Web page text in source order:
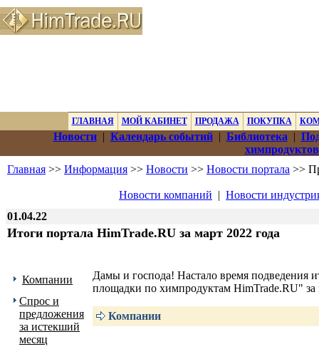
ГЛАВНАЯ МОЙ КАБИНЕТ ПРОДАЖА ПОКУПКА
Новости| Календарь событий| Библиотека |
химпродуктов
Главная >> Информация >> Новости >> Новости портала >>
Новости компаний | Новости
01.04.22
Итоги портала HimTrade.RU за март 2022 года
Компании
Спрос и
предложения
за истекший
месяц
Дамы и господа! Настало время подведения
площадки по химпродуктам HimTrade.RU" за
Компании